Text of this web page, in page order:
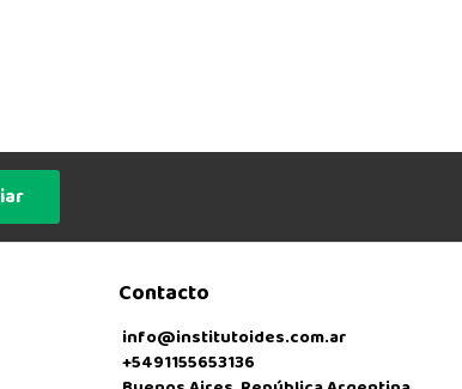
Contacto
info@institutoides.com.ar
+5491155653136